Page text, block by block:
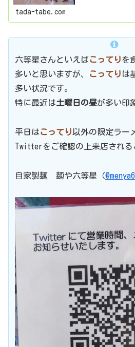
tada-tabe.com
六等星さんといえばこってりを
多いと思いますが、
こってり は
多い状況です。
特に最近は土曜日の昼が多い印
平日はこってり 以外の限定ラー
Twitterをご確認の上来店される
自家製麺 麺や六等星（